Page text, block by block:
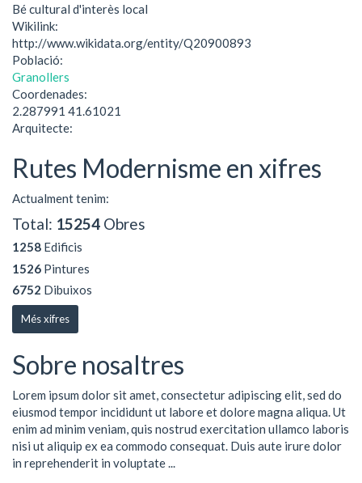
Bé cultural d'interès local
Wikilink:
http://www.wikidata.org/entity/Q20900893
Població:
Granollers
Coordenades:
2.287991 41.61021
Arquitecte:
Rutes Modernisme en xifres
Actualment tenim:
Total: 15254 Obres
1258 Edificis
1526 Pintures
6752 Dibuixos
Més xifres
Sobre nosaltres
Lorem ipsum dolor sit amet, consectetur adipiscing elit, sed do
eiusmod tempor incididunt ut labore et dolore magna aliqua. Ut
enim ad minim veniam, quis nostrud exercitation ullamco laboris
nisi ut aliquip ex ea commodo consequat. Duis aute irure dolor
in reprehenderit in voluptate ...